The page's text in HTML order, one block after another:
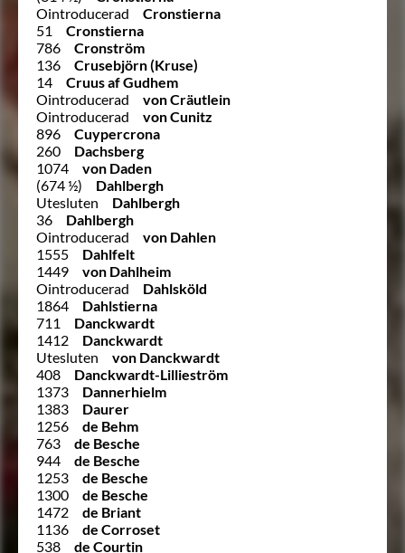
Ointroducerad
Cronstierna
51
Cronstierna
786
Cronström
136
Crusebjörn (Kruse)
14
Cruus af Gudhem
Ointroducerad
von Cräutlein
Ointroducerad
von Cunitz
896
Cuypercrona
260
Dachsberg
1074
von Daden
(674 ½)
Dahlbergh
Utesluten
Dahlbergh
36
Dahlbergh
Ointroducerad
von Dahlen
1555
Dahlfelt
1449
von Dahlheim
Ointroducerad
Dahlsköld
1864
Dahlstierna
711
Danckwardt
1412
Danckwardt
Utesluten
von Danckwardt
408
Danckwardt-Lillieström
1373
Dannerhielm
1383
Daurer
1256
de Behm
763
de Besche
944
de Besche
1253
de Besche
1300
de Besche
1472
de Briant
1136
de Corroset
538
de Courtin